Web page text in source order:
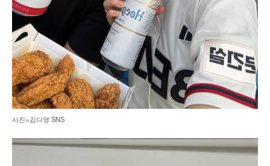
사진=김다영 SNS